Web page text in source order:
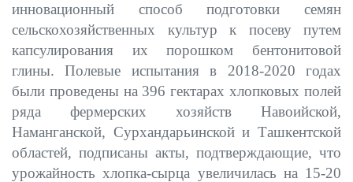
инновационный способ подготовки семян
сельскохозяйственных культур к посеву путем
капсулирования их порошком бентонитовой
глины. Полевые испытания в 2018-2020 годах
были проведены на 396 гектарах хлопковых полей
ряда фермерских хозяйств Навоийской,
Наманганской, Сурхандарьинской и Ташкентской
областей, подписаны акты, подтверждающие, что
урожайность хлопка-сырца увеличилась на 15-20